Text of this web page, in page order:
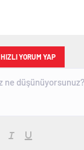
HIZLI YORUM YAP